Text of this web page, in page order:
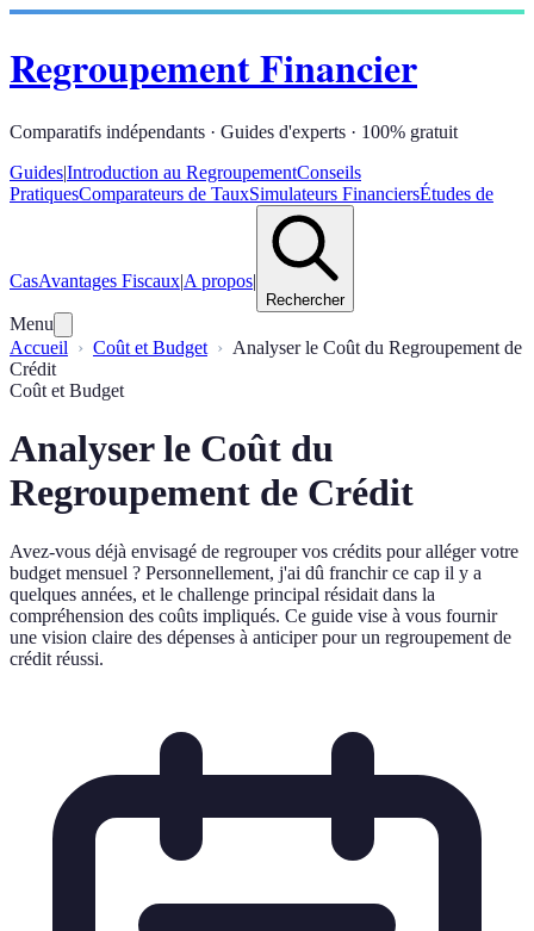
Regroupement Financier
Comparatifs indépendants · Guides d'experts · 100% gratuit
Guides|Introduction au RegroupementConseils
PratiquesComparateurs de TauxSimulateurs FinanciersÉtudes de
CasAvantages Fiscaux|A propos|
Rechercher
Menu
Accueil
Coût et Budget
Analyser le Coût du Regroupement de
Crédit
Coût et Budget
Analyser le Coût du
Regroupement de Crédit
Avez-vous déjà envisagé de regrouper vos crédits pour alléger votre
budget mensuel ? Personnellement, j'ai dû franchir ce cap il y a
quelques années, et le challenge principal résidait dans la
compréhension des coûts impliqués. Ce guide vise à vous fournir
une vision claire des dépenses à anticiper pour un regroupement de
crédit réussi.